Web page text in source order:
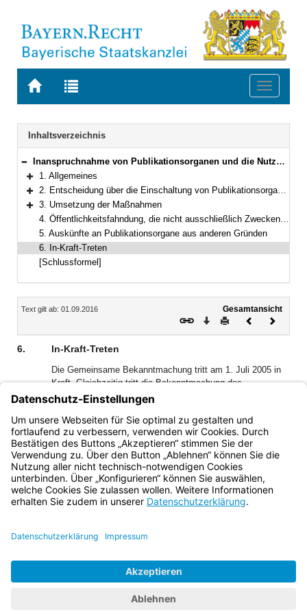
Zur
BAYERN.RECHT
Zur
letzten
Suche
Toggle
Navigation
Inhaltsverzeichnis
Bereich reduzieren
Inanspruchnahme von Publikationsorganen und die Nutzung des Internets sowie anderer elektronischer Kommunikationsmittel zur Öffentlichkeitsfahndung nach Personen im Rahmen von Strafverfahren
Bereich erweitern
1. Allgemeines
Bereich erweitern
2. Entscheidung über die Einschaltung von Publikationsorganen und die Nutzung von öffentlich zugänglichen elektronischen Medien
Bereich erweitern
3. Umsetzung der Maßnahmen
4. Öffentlichkeitsfahndung, die nicht ausschließlich Zwecken der Strafverfolgung oder -vollstreckung dient
5. Auskünfte an Publikationsorgane aus anderen Gründen
6. In-Kraft-Treten
[Schlussformel]
Inhalt
Text gilt ab: 01.09.2016
Gesamtansicht
Download
DruckenVorheriges
6. In-Kraft-Treten
Die Gemeinsame Bekanntmachung tritt am 1. Juli 2005 in
Kraft. Gleichzeitig tritt die Bekanntmachung des
Bayerischen Staatsministeriums der Justiz über die
Inanspruchnahme von Publikationsorganen zur Fahndung
nach Personen bei der Strafverfolgung vom 4. April 1973,
Az.: 4701 - II - 4230/71, JMBl S. 76, außer Kraft.
Bayern.de
BayernPortal
Impressum